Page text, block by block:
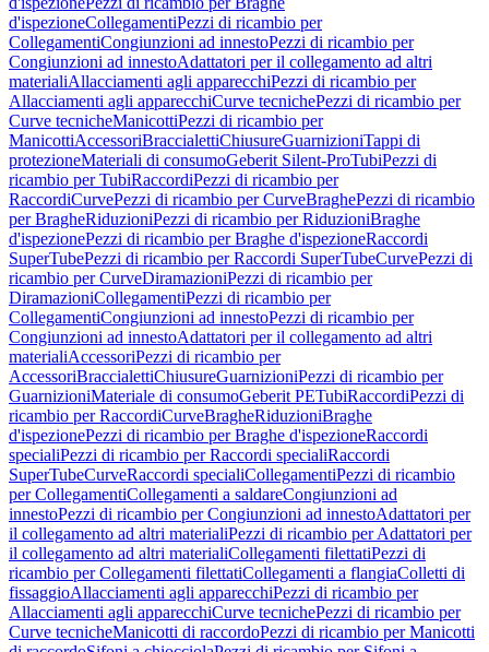
d'ispezioneCollegamentiPezzi di ricambio per
CollegamentiCongiunzioni ad innestoPezzi di ricambio per
Congiunzioni ad innestoAdattatori per il collegamento ad altri
materialiAllacciamenti agli apparecchiPezzi di ricambio per
Allacciamenti agli apparecchiCurve tecnichePezzi di ricambio per
Curve tecnicheManicottiPezzi di ricambio per
ManicottiAccessoriBraccialettiChiusureGuarnizioniTappi di
protezioneMateriali di consumoGeberit Silent-ProTubiPezzi di
ricambio per TubiRaccordiPezzi di ricambio per
RaccordiCurvePezzi di ricambio per CurveBraghePezzi di ricambio
per BragheRiduzioniPezzi di ricambio per RiduzioniBraghe
d'ispezionePezzi di ricambio per Braghe d'ispezioneRaccordi
SuperTubePezzi di ricambio per Raccordi SuperTubeCurvePezzi di
ricambio per CurveDiramazioniPezzi di ricambio per
DiramazioniCollegamentiPezzi di ricambio per
CollegamentiCongiunzioni ad innestoPezzi di ricambio per
Congiunzioni ad innestoAdattatori per il collegamento ad altri
materialiAccessoriPezzi di ricambio per
AccessoriBraccialettiChiusureGuarnizioniPezzi di ricambio per
GuarnizioniMateriale di consumoGeberit PETubiRaccordiPezzi di
ricambio per RaccordiCurveBragheRiduzioniBraghe
d'ispezionePezzi di ricambio per Braghe d'ispezioneRaccordi
specialiPezzi di ricambio per Raccordi specialiRaccordi
SuperTubeCurveRaccordi specialiCollegamentiPezzi di ricambio
per CollegamentiCollegamenti a saldareCongiunzioni ad
innestoPezzi di ricambio per Congiunzioni ad innestoAdattatori per
il collegamento ad altri materialiPezzi di ricambio per Adattatori per
il collegamento ad altri materialiCollegamenti filettatiPezzi di
ricambio per Collegamenti filettatiCollegamenti a flangiaColletti di
fissaggioAllacciamenti agli apparecchiPezzi di ricambio per
Allacciamenti agli apparecchiCurve tecnichePezzi di ricambio per
Curve tecnicheManicotti di raccordoPezzi di ricambio per Manicotti